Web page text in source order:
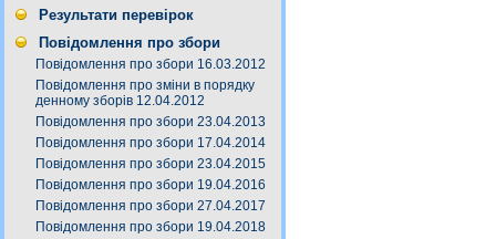
Результати перевірок
Повідомлення про збори
Повідомлення про збори 16.03.2012
Повідомлення про зміни в порядку
денному зборів 12.04.2012
Повідомлення про збори 23.04.2013
Повідомлення про збори 17.04.2014
Повідомлення про збори 23.04.2015
Повідомлення про збори 19.04.2016
Повідомлення про збори 27.04.2017
Повідомлення про збори 19.04.2018